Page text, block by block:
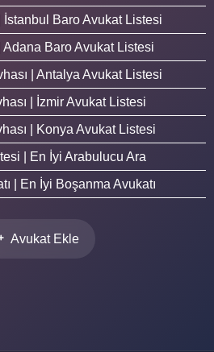
İstanbul Baro Avukat Listesi
Baro Avukat Listesi
| Antalya Avukat Listesi
| İzmir Avukat Listesi
| Konya Avukat Listesi
| En İyi Arabulucu Ara
| En İyi Boşanma Avukatı
Avukat Ekle